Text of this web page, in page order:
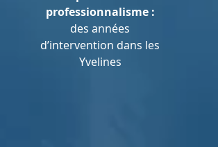
professionnalisme :
des années
d’intervention dans les
Yvelines